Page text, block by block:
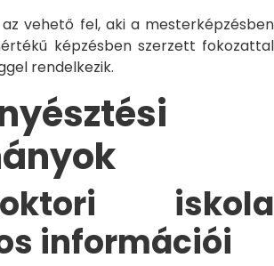
vehető fel, aki a mesterképzésben
képzésben szerzett fokozattal
rendelkezik.
iskola
információi